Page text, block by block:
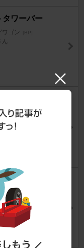
タワーバー
ワゴン [BP]
ん
ター 水引きコ
ワイドミラ
ワゴン [BP]